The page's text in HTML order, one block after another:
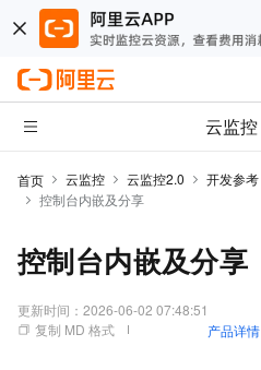
云监控
首页 云监控 云监控2.0 开发参考
控制台内嵌及分享
控制台内嵌及分享
更新时间： 2026-06-02 07:48:51
复制 MD 格式
产品详情